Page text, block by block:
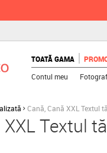
TOATĂ GAMA
Contul meu
Cană, Cană XXL Textul
XXL Textul